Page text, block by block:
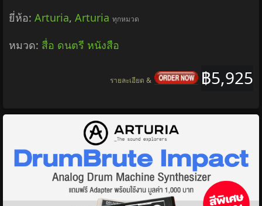
ยี่ห้อ: Arturia, Arturia ทุกหมวด
หมวด: สื่อ ดนตรี หนังสือ
฿5,925
รายละเอียด &